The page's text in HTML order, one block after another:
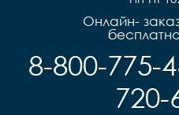
Онлайн-
8-800-775-
720-